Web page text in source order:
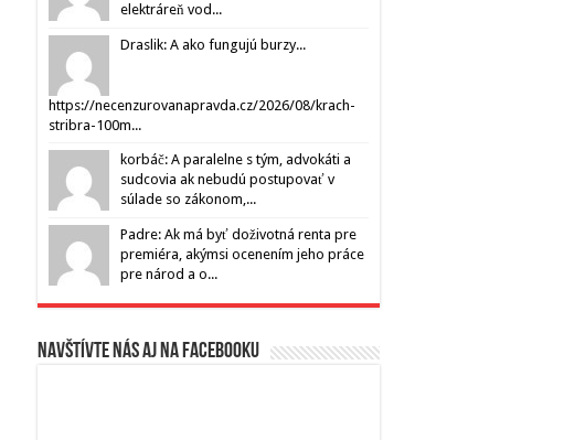
elektráreň vod...
Draslik: A ako fungujú burzy...
https://necenzurovanapravda.cz/2026/08/krach-
stribra-100m...
korbáč: A paralelne s tým, advokáti a
sudcovia ak nebudú postupovať v
súlade so zákonom,...
Padre: Ak má byť doživotná renta pre
premiéra, akýmsi ocenením jeho práce
pre národ a o...
Navštívte nás aj na Facebooku